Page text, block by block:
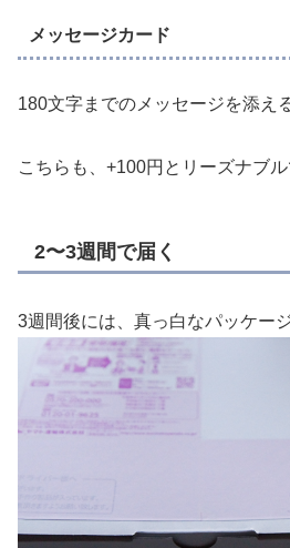
メッセージカード
180文字までのメッセージを添え
こちらも、+100円とリーズナブル
2〜3週間で届く
3週間後には、真っ白なパッケー